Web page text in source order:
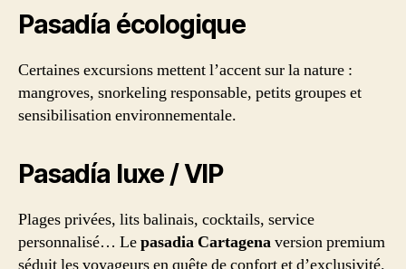
Pasadía écologique
Certaines excursions mettent l’accent sur la nature :
mangroves, snorkeling responsable, petits groupes et
sensibilisation environnementale.
Pasadía luxe / VIP
Plages privées, lits balinais, cocktails, service
personnalisé… Lepasadia Cartagenaversion premium
séduit les voyageurs en quête de confort et d’exclusivité.